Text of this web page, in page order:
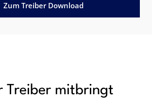
Zum Treiber Download
Treiber mitbringt